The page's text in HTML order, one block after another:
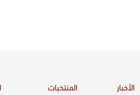
الأخبار المنتخبات